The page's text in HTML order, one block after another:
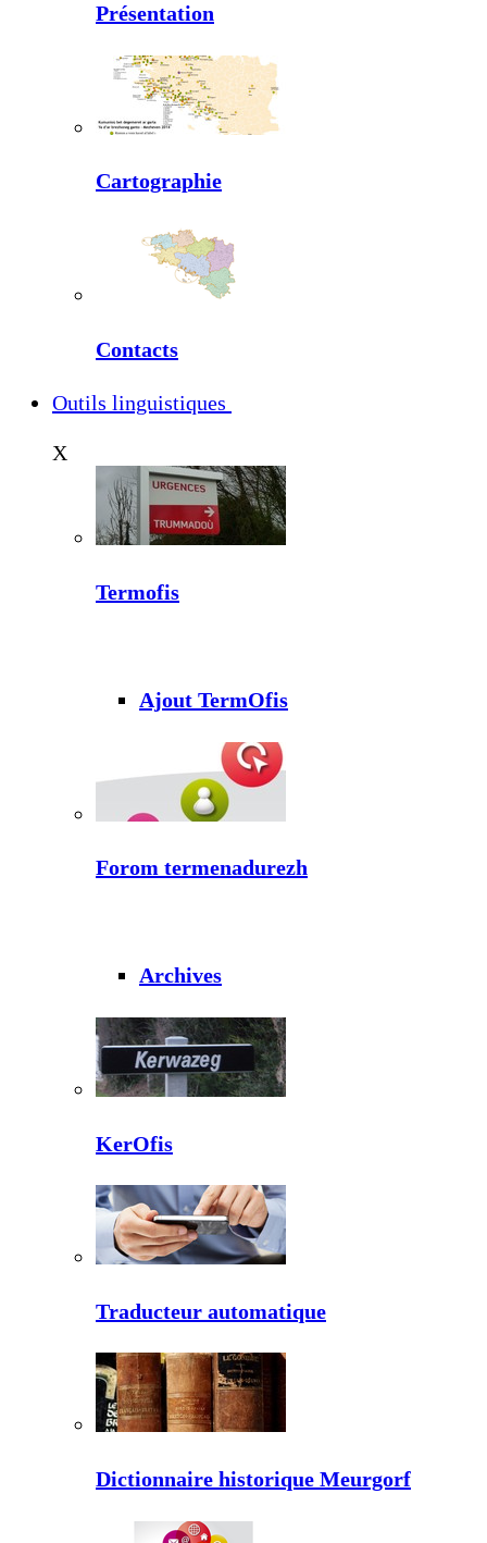
Présentation
Cartographie
Contacts
Outils linguistiques
X
Termofis
Ajout TermOfis
Forom termenadurezh
Archives
KerOfis
Traducteur automatique
Dictionnaire historique Meurgorf